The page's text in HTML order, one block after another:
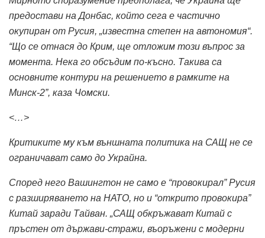
предостави на Донбас, който сега е частично
окупиран от Русия, „известна степен на автономия“.
“Що се отнася до Крим, ще отложим този въпрос за
момента. Нека го обсъдим по-късно. Такива са
основните контури на решението в рамките на
Минск-2”, каза Чомски.
<…>
Критиките му към външната политика на САЩ не се
ограничават само до Украйна.
Според него Вашингтон не само е “провокирал” Русия
с разширяването на НАТО, но и “открито провокира”
Китай заради Тайван. „САЩ обкръжават Китай с
пръстен от държави-стражи, въоръжени с модерни